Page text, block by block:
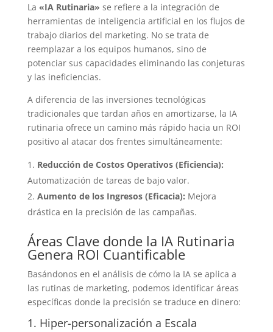
La «IA Rutinaria» se refiere a la integración de
herramientas de inteligencia artificial en los flujos de
trabajo diarios del marketing. No se trata de
reemplazar a los equipos humanos, sino de
potenciar sus capacidades eliminando las conjeturas
y las ineficiencias.
A diferencia de las inversiones tecnológicas
tradicionales que tardan años en amortizarse, la IA
rutinaria ofrece un camino más rápido hacia un ROI
positivo al atacar dos frentes simultáneamente:
Reducción de Costos Operativos (Eficiencia):
Automatización de tareas de bajo valor.
Aumento de los Ingresos (Eficacia): Mejora
drástica en la precisión de las campañas.
Áreas Clave donde la IA Rutinaria
Genera ROI Cuantificable
Basándonos en el análisis de cómo la IA se aplica a
las rutinas de marketing, podemos identificar áreas
específicas donde la precisión se traduce en dinero:
1. Hiper-personalización a Escala